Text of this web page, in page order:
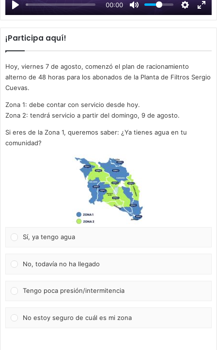
00:00
y
¡Participa aquí!
Hoy, viernes 7 de agosto, comenzó el plan de racionamiento
alterno de 48 horas para los abonados de la Planta de Filtros Sergio
Cuevas.
Zona 1: debe contar con servicio desde hoy.
Zona 2: tendrá servicio a partir del domingo, 9 de agosto.
Si eres de la Zona 1, queremos saber: ¿Ya tienes agua en tu
comunidad?
Sí, ya tengo agua
No, todavía no ha llegado
Tengo poca presión/intermitencia
No estoy seguro de cuál es mi zona